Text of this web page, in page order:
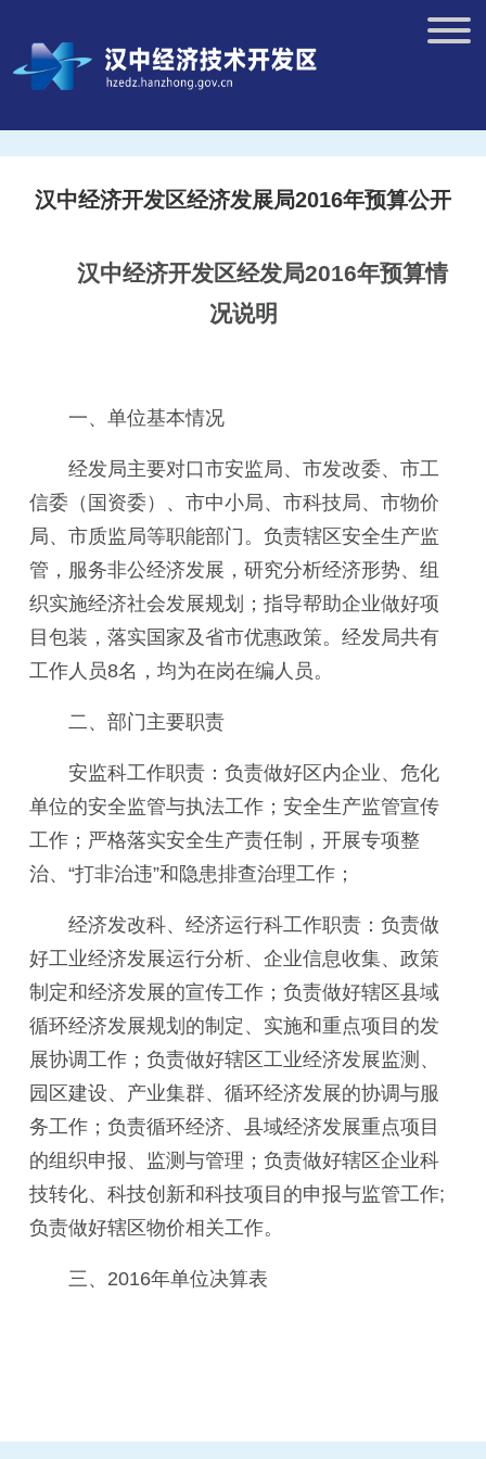
汉中经济开发区经济发展局2016年预算公开
汉中经济开发区经发局2016年预算情
况说明
一、单位基本情况
经发局主要对口市安监局、市发改委、市工
信委（国资委）、市中小局、市科技局、市物价
局、市质监局等职能部门。负责辖区安全生产监
管，服务非公经济发展， 研究分析经济形势、 组
织实施经济社会发展规划； 指导帮助企业做好项
目包装， 落实国家及省市优惠政策。经发局共有
工作人员8名，均为在岗在编人员。
二、部门主要职责
安监科工作职责：负责做好区内企业、危化
单位的安全监管与执法工作；安全生产监管宣传
工作；严格落实安全生产责任制，开展专项整
治、“打非治违”和隐患排查治理工作；
经济发改科、经济运行科工作职责：负责做
好工业经济发展运行分析、企业信息收集、政策
制定和经济发展的宣传工作；负责做好辖区县域
循环经济发展规划的制定、实施和重点项目的发
展协调工作；负责做好辖区工业经济发展监测、
园区建设、产业集群、循环经济发展的协调与服
务工作；负责循环经济、县域经济发展重点项目
的组织申报、监测与管理；负责做好辖区企业科
技转化、科技创新和科技项目的申报与监管工作;
负责做好辖区物价相关工作。
三、2016年单位决算表